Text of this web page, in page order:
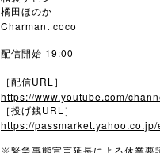
橘田ほのか
Charmant coco
配信開始 19:00
［配信URL ］
https://www.youtube.com/
［投げ銭URL ］
https://